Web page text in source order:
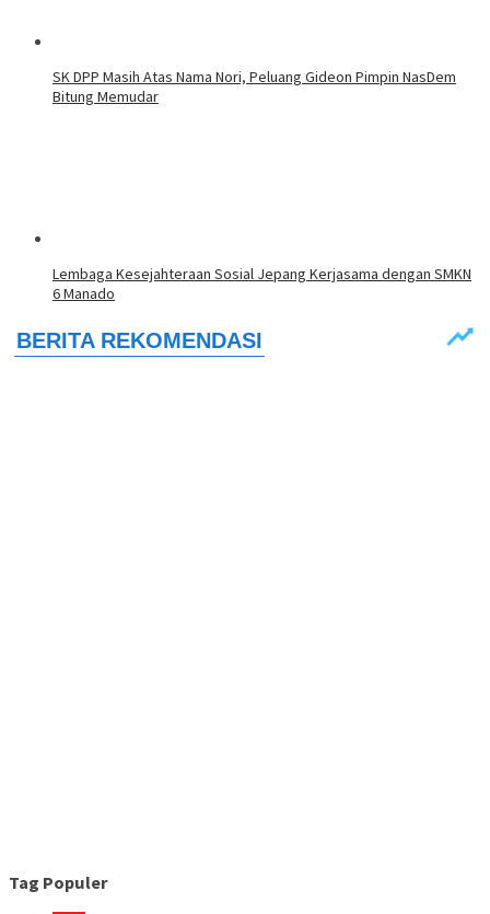
SK DPP Masih Atas Nama Nori, Peluang Gideon Pimpin NasDem
Bitung Memudar
Lembaga Kesejahteraan Sosial Jepang Kerjasama dengan SMKN
6 Manado
Tag Populer